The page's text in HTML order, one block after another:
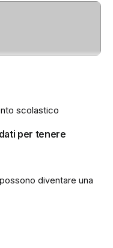
per tenere
diventare una